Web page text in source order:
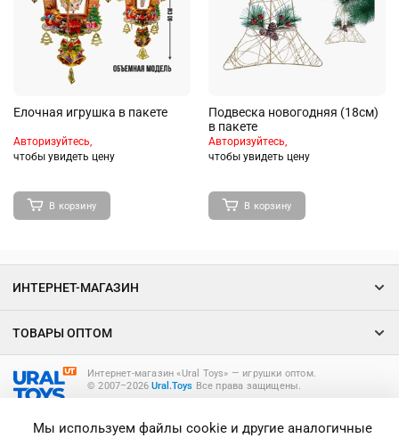
Елочная игрушка в пакете
Авторизуйтесь,
чтобы увидеть цену
В корзину
Подвеска новогодняя (18см)
в пакете
Авторизуйтесь,
чтобы увидеть цену
В корзину
Интернет-магазин «Ural Toys» ― игрушки оптом.
© 2007–2026Ural.Toys Все права защищены.
ИНТЕРНЕТ-МАГАЗИН
ТОВАРЫ ОПТОМ
Мы используем файлы cookie и другие аналогичные